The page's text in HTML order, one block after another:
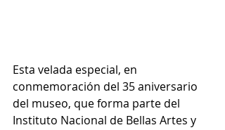
Esta velada especial, en
conmemoración del 35 aniversario
del museo, que forma parte del
Instituto Nacional de Bellas Artes y